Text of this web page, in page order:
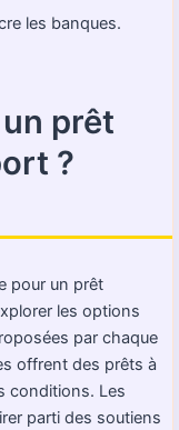
les banques.
prêt
?
pour un prêt
les options
par chaque
offrent des prêts à
conditions. Les
parti des soutiens